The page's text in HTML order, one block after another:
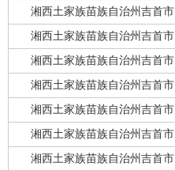
湘西土家族苗族自治州吉首市
湘西土家族苗族自治州吉首市
湘西土家族苗族自治州吉首市
湘西土家族苗族自治州吉首市
湘西土家族苗族自治州吉首市
湘西土家族苗族自治州吉首市
湘西土家族苗族自治州吉首市